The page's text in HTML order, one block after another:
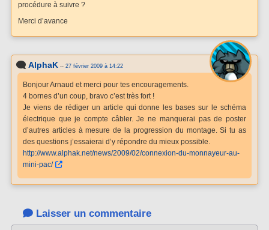
procédure à suivre ?
Merci d’avance
AlphaK -- 27 février 2009 à 14:22
Bonjour Arnaud et merci pour tes encouragements.
4 bornes d’un coup, bravo c’est très fort !
Je viens de rédiger un article qui donne les bases sur le schéma
électrique que je compte câbler. Je ne manquerai pas de poster
d’autres articles à mesure de la progression du montage. Si tu as
des questions j’essaierai d’y répondre du mieux possible.
http://www.alphak.net/news/2009/02/connexion-du-monnayeur-au-
mini-pac/
Laisser un commentaire